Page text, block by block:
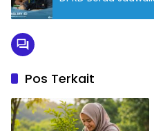
Pos Terkait